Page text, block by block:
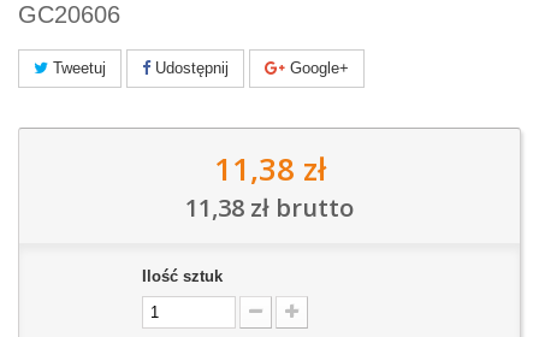
GC20606
Tweetuj Udostępnij Google+
11,38 zł
11,38 zł brutto
Ilość sztuk